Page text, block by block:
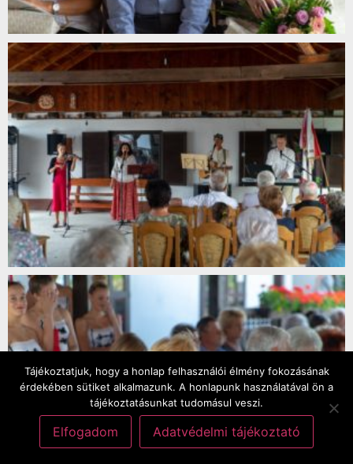
Tájékoztatjuk, hogy a honlap felhasználói élmény fokozásának
érdekében sütiket alkalmazunk. A honlapunk használatával ön a
tájékoztatásunkat tudomásul veszi.
Elfogadom Adatvédelmi tájékoztató